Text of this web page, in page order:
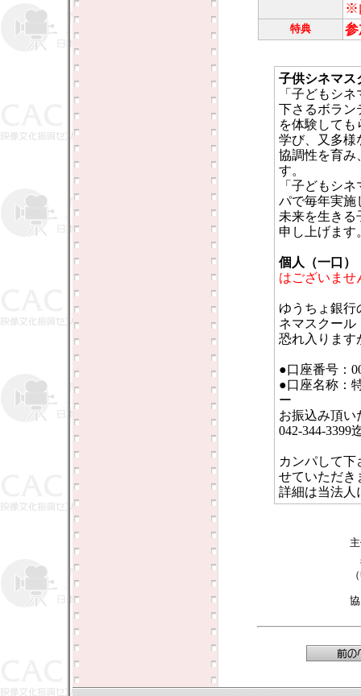
※
特典
子供シネマス
「子どもシ
下さるボラン
を体験して
学び、又多様
協調性を育み
す。
「子どもシ
パで毎年実施
未来を生きる
申し上げます
個人（一口）
はございませ
ゆうちょ銀行
ネマスクー
恐れ入ります
●口座番号：
●口座名称：
ー
お振込み頂い
042-344-3399
カンパして
せていただき
詳細は当法人